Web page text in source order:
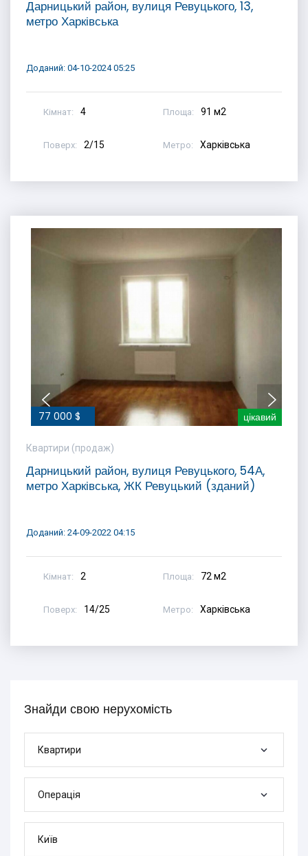
Дарницький район, вулиця Ревуцького, 13,
метро Харківська
Доданий: 04-10-2024 05:25
Кімнат: 4 Площа: 91 м2
Поверх: 2/15 Метро: Харківська
77 000 $ цікавий
Квартири (продаж)
Дарницький район, вулиця Ревуцького, 54А,
метро Харківська, ЖК Ревуцький (зданий)
Доданий: 24-09-2022 04:15
Кімнат: 2 Площа: 72 м2
Поверх: 14/25 Метро: Харківська
Знайди свою нерухомість
Квартири
Операція